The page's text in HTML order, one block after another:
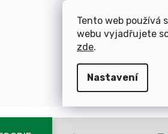
Tento web používá
webu vyjadřujete
zde.
Nastavení
ROZVÁŽÍME